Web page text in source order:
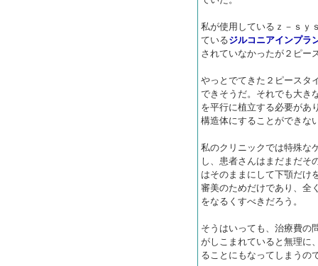
私が使用しているｚ－ｓｙ
ているジルコニアインプラ
されていなかったが２ピー
やっとでてきた２ピースタ
できそうだ。それでも大き
を平行に植立する必要があ
構造体にすることができな
私のクリニックでは特殊な
し、患者さんはまだまだそ
はそのままにして下顎だけ
審美のためだけであり、全
をなるくすべきだろう。
そうはいっても、治療費の
がしこまれていると無理に
ることにもなってしまうの